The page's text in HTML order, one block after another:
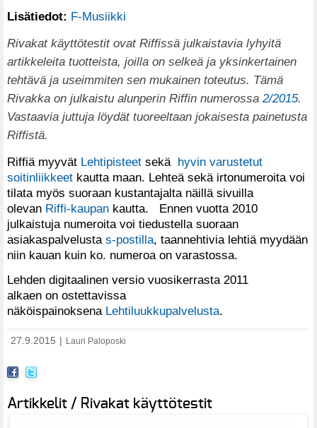
Lisätiedot: F-Musiikki
Rivakat käyttötestit ovat Riffissä julkaistavia lyhyitä
artikkeleita tuotteista, joilla on selkeä ja yksinkertainen
tehtävä ja useimmiten sen mukainen toteutus. Tämä
Rivakka on julkaistu alunperin Riffin numerossa 2/2015.
Vastaavia juttuja löydät tuoreeltaan jokaisesta painetusta
Riffistä.
Riffiä myyvät Lehtipisteet sekä hyvin varustetut
soitinliikkeet kautta maan. Lehteä sekä irtonumeroita voi
tilata myös suoraan kustantajalta näillä sivuilla
olevan Riffi-kaupan kautta. Ennen vuotta 2010
julkaistuja numeroita voi tiedustella suoraan
asiakaspalvelusta s-postilla, taannehtivia lehtiä myydään
niin kauan kuin ko. numeroa on varastossa.
Lehden digitaalinen versio vuosikerrasta 2011
alkaen on ostettavissa
näköispainoksena Lehtiluukkupalvelusta.
27.9.2015 Lauri Paloposki
Artikkelit / Rivakat käyttötestit